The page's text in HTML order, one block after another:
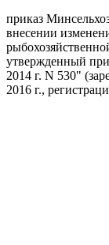
приказ
внесении
утвержденный
2014 г. N 530"
2016 г.,